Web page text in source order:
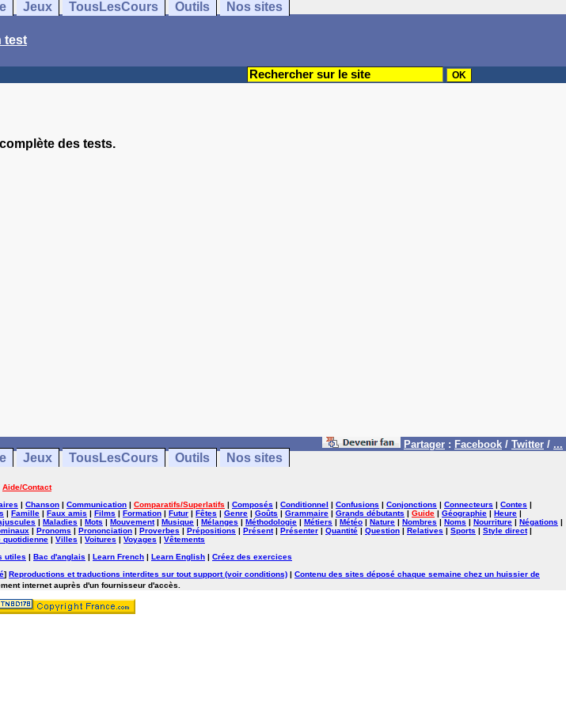
Jeux TousLesCours Outils Nos sites
test
des tests.
Partager : Facebook / Twitter / ...
Jeux TousLesCours Outils Nos sites
Aide/Contact
| Chanson | Communication | Comparatifs/Superlatifs | Composés | Conditionnel | Confusions | Conjonctions | Connecteurs | Contes |
| Famille | Faux amis | Films | Formation | Futur | Fêtes | Genre | Goûts | Grammaire | Grands débutants | Guide | Géographie | Heure |
| Maladies | Mots | Mouvement| Musique | Mélanges | Méthodologie | Métiers | Météo | Nature | Nombres | Noms | Nourriture | Négations |
| Pronoms | Prononciation | Proverbes | Prépositions | Présent| Présenter | Quantité | Question | Relatives | Sports | Style direct|
quotidienne | Villes | Voitures | Voyages | Vêtements
utiles | Bac d'anglais | Learn French | Learn English | Créez des exercices
] Reproductions et traductions interdites sur tout support (voir conditions) | Contenu des sites déposé chaque semaine chez un huissier de
internet auprès d'un fournisseur d'accès.